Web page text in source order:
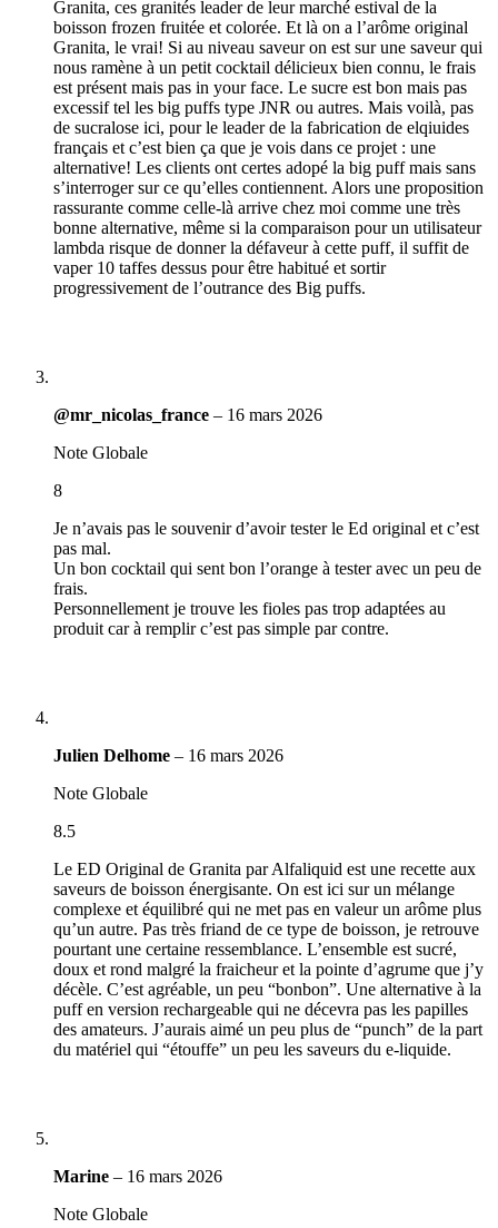
Granita, ces granités leader de leur marché estival de la
boisson frozen fruitée et colorée. Et là on a l’arôme original
Granita, le vrai! Si au niveau saveur on est sur une saveur qui
nous ramène à un petit cocktail délicieux bien connu, le frais
est présent mais pas in your face. Le sucre est bon mais pas
excessif tel les big puffs type JNR ou autres. Mais voilà, pas
de sucralose ici, pour le leader de la fabrication de elqiuides
français et c’est bien ça que je vois dans ce projet : une
alternative! Les clients ont certes adopé la big puff mais sans
s’interroger sur ce qu’elles contiennent. Alors une proposition
rassurante comme celle-là arrive chez moi comme une très
bonne alternative, même si la comparaison pour un utilisateur
lambda risque de donner la défaveur à cette puff, il suffit de
vaper 10 taffes dessus pour être habitué et sortir
progressivement de l’outrance des Big puffs.
@mr_nicolas_france – 16 mars 2026
Note Globale
8
Je n’avais pas le souvenir d’avoir tester le Ed original et c’est
pas mal.
Un bon cocktail qui sent bon l’orange à tester avec un peu de
frais.
Personnellement je trouve les fioles pas trop adaptées au
produit car à remplir c’est pas simple par contre.
Julien Delhome – 16 mars 2026
Note Globale
8.5
Le ED Original de Granita par Alfaliquid est une recette aux
saveurs de boisson énergisante. On est ici sur un mélange
complexe et équilibré qui ne met pas en valeur un arôme plus
qu’un autre. Pas très friand de ce type de boisson, je retrouve
pourtant une certaine ressemblance. L’ensemble est sucré,
doux et rond malgré la fraicheur et la pointe d’agrume que j’y
décèle. C’est agréable, un peu “bonbon”. Une alternative à la
puff en version rechargeable qui ne décevra pas les papilles
des amateurs. J’aurais aimé un peu plus de “punch” de la part
du matériel qui “étouffe” un peu les saveurs du e-liquide.
Marine – 16 mars 2026
Note Globale